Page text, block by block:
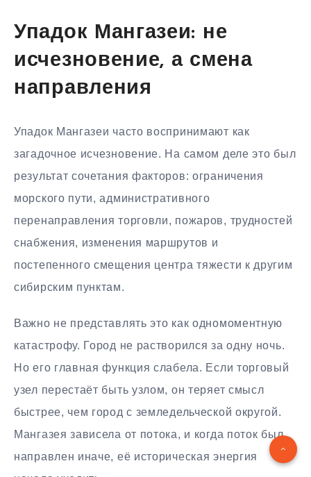
Упадок Мангазеи: не
исчезновение, а смена
направления
Упадок Мангазеи часто воспринимают как
загадочное исчезновение. На самом деле это был
результат сочетания факторов: ограничения
морского пути, административного
перенаправления торговли, пожаров, трудностей
снабжения, изменения маршрутов и
постепенного смещения центра тяжести к другим
сибирским пунктам.
Важно не представлять это как одномоментную
катастрофу. Город не растворился за одну ночь.
Но его главная функция слабела. Если торговый
узел перестаёт быть узлом, он теряет смысл
быстрее, чем город с земледельческой округой.
Мангазея зависела от потока, и когда поток был
направлен иначе, её историческая энергия